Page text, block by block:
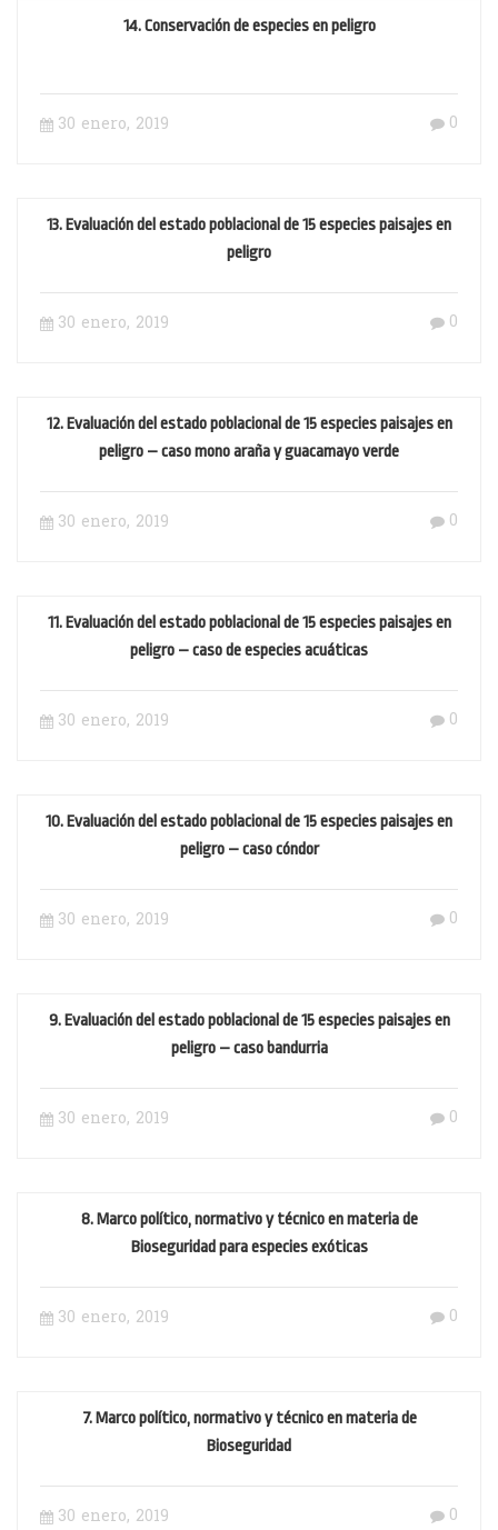
14. Conservación de especies en peligro
30 enero, 2019 0
13. Evaluación del estado poblacional de 15 especies paisajes en
peligro
30 enero, 2019 0
12. Evaluación del estado poblacional de 15 especies paisajes en
peligro – caso mono araña y guacamayo verde
30 enero, 2019 0
11. Evaluación del estado poblacional de 15 especies paisajes en
peligro – caso de especies acuáticas
30 enero, 2019 0
10. Evaluación del estado poblacional de 15 especies paisajes en
peligro – caso cóndor
30 enero, 2019 0
9. Evaluación del estado poblacional de 15 especies paisajes en
peligro – caso bandurria
30 enero, 2019 0
8. Marco político, normativo y técnico en materia de
Bioseguridad para especies exóticas
30 enero, 2019 0
7. Marco político, normativo y técnico en materia de
Bioseguridad
30 enero, 2019 0